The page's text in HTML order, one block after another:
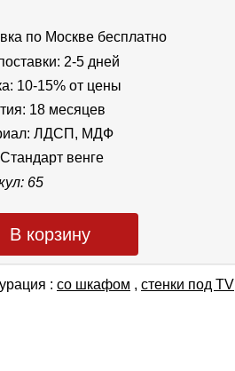
по Москве бесплатно
2-5 дней
10-15% от цены
18 месяцев
ЛДСП, МДФ
Стандарт венге
65
В корзину
: со шкафом , cтенки под TV